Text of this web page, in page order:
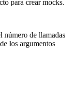
para crear mocks.
número de llamadas
los argumentos